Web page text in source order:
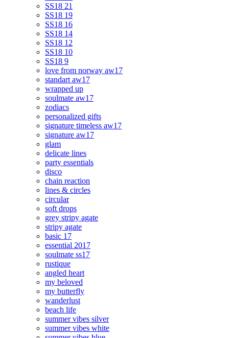
SS18 21
SS18 19
SS18 16
SS18 14
SS18 12
SS18 10
SS18 9
love from norway aw17
standart aw17
wrapped up
soulmate aw17
zodiacs
personalized gifts
signature timeless aw17
signature aw17
glam
delicate lines
party essentials
disco
chain reaction
lines & circles
circular
soft drops
grey stripy agate
stripy agate
basic 17
essential 2017
soulmate ss17
rustique
angled heart
my beloved
my butterfly
wanderlust
beach life
summer vibes silver
summer vibes white